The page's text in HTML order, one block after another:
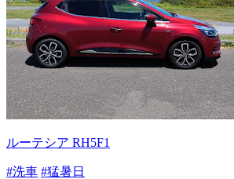
ルーテシア RH5F1
#洗車 #猛暑日